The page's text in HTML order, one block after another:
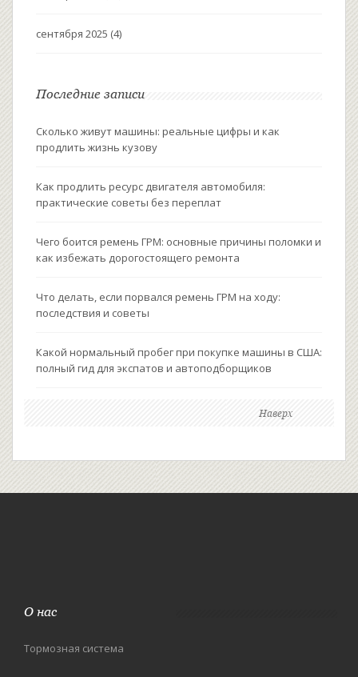
сентября 2025 (4)
Последние записи
Сколько живут машины: реальные цифры и как
продлить жизнь кузову
Как продлить ресурс двигателя автомобиля:
практические советы без переплат
Чего боится ремень ГРМ: основные причины поломки и
как избежать дорогостоящего ремонта
Что делать, если порвался ремень ГРМ на ходу:
последствия и советы
Какой нормальный пробег при покупке машины в США:
полный гид для экспатов и автоподборщиков
Наверх
О нас
Тормозная система